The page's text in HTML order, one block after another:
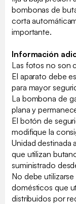
bombonas de
corta
importante.
Información
Las fotos no son
El aparato debe
para mayor
La bombona de
plana y
El botón de
modifique la
Unidad destinada
que utilizan
suministrado
No debe
domésticos que
distribuidos por